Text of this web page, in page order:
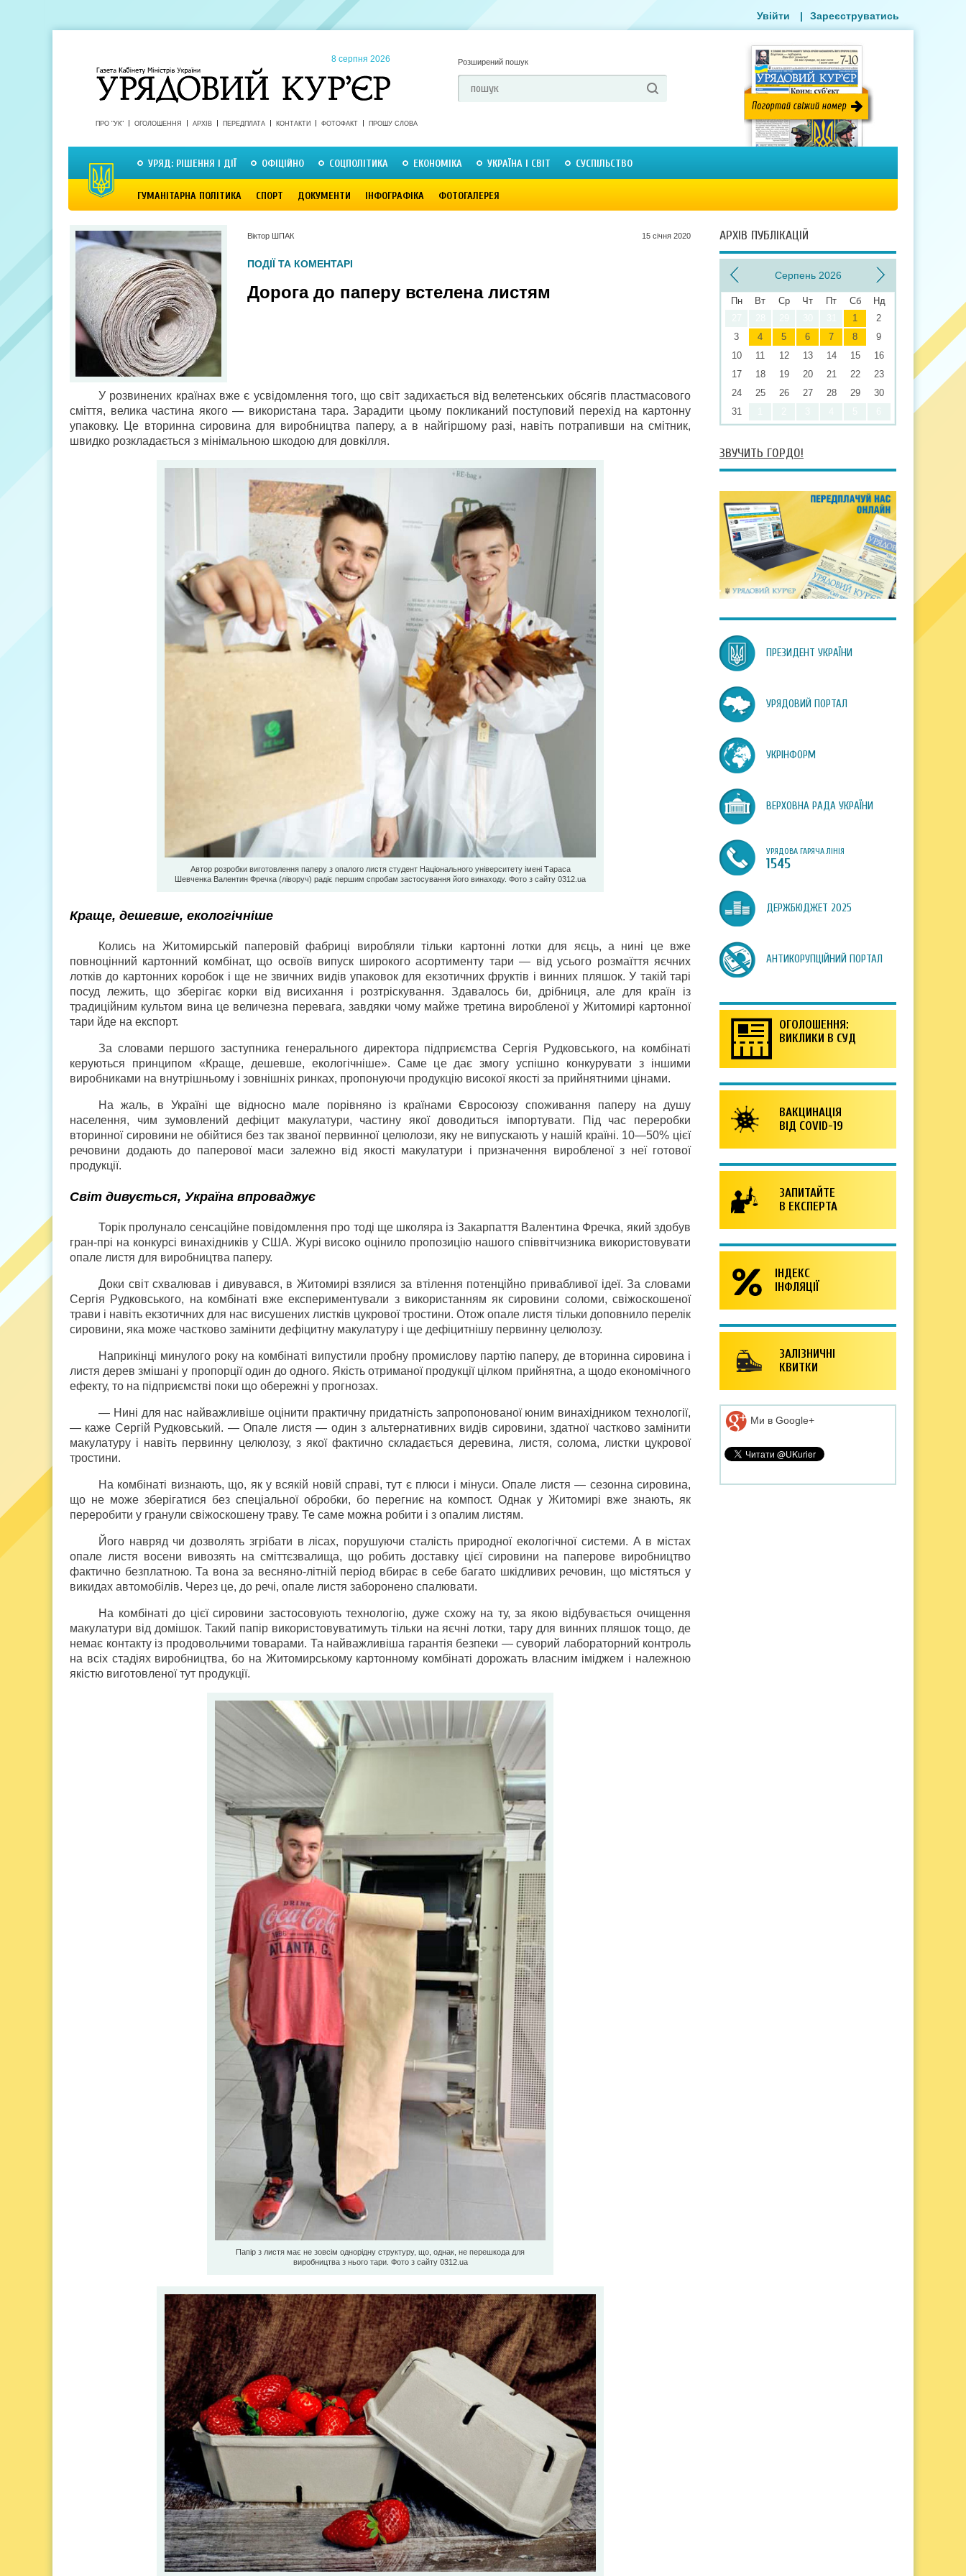
8 серпня 2026 Розширений пошук
ПРО "УК" ОГОЛОШЕННЯ АРХІВ ПЕРЕДПЛАТА КОНТАКТИ ФОТОФАКТ ПРОШУ СЛОВА
УРЯД: РІШЕННЯ І ДІЇ ОФІЦІЙНО СОЦПОЛІТИКА ЕКОНОМІКА УКРАЇНА І СВІТ СУСПІЛЬСТВО
ГУМАНІТАРНА ПОЛІТИКА СПОРТ ДОКУМЕНТИ ІНФОГРАФІКА ФОТОГАЛЕРЕЯ
Увійти | Зареєструватись
Віктор ШПАК 15 сiчня 2020
ПОДІЇ ТА КОМЕНТАРІ
Дорога до паперу встелена листям
У розвинених країнах вже є усвідомлення того, що світ задихається від велетенських обсягів пластмасового
сміття, велика частина якого — використана тара. Зарадити цьому покликаний поступовий перехід на картон­ну
упаковку. Це вторинна сировина для виробництва паперу, а в найгіршому разі, навіть потрапивши на смітник,
швидко розкладається з мінімальною шкодою для довкілля.
Автор розробки виготовлення паперу з опалого листя студент Національного університету імені Тараса
Шевченка Валентин Фречка (ліворуч) радіє першим спробам застосування його винаходу. Фото з сайту 0312.ua
Краще, дешевше, екологічніше
Колись на Житомирській паперовій фабриці виробляли тільки картонні лотки для яєць, а нині це вже
повноцінний картонний комбінат, що освоїв випуск широкого асортименту тари — від усього розмаїття яєчних
лотків до картонних коробок і ще не звичних видів упаковок для екзотичних фруктів і винних пляшок. У такій тарі
посуд лежить, що зберігає корки від висихання і розтріскування. Здавалось би, дрібниця, але для країн із
традиційним культом вина це величезна перевага, завдяки чому майже третина виробленої у Житомирі картонної
тари йде на експорт.
За словами першого заступника генерального директора підприємства Сергія Рудковського, на комбінаті
керуються принципом «Краще, дешевше, екологічніше». Саме це дає змогу успішно конкурувати з іншими
виробниками на внутрішньому і зовнішніх ринках, пропонуючи продукцію високої якості за прийнятними цінами.
На жаль, в Україні ще відносно мале порівняно із країнами Євросоюзу споживання паперу на душу
населення, чим зумовлений дефіцит макулатури, частину якої доводиться імпортувати. Під час переробки
вторинної сировини не обійтися без так званої первинної целюлози, яку не випускають у нашій країні. 10—50% цієї
речовини додають до паперової маси залежно від якості макулатури і призначення виробленої з неї готової
продукції.
Світ дивується, Україна впроваджує
Торік пролунало сенсаційне повідомлення про тоді ще школяра із Закарпаття Валентина Фречка, який здобув
гран-прі на конкурсі винахідників у США. Журі високо оцінило пропозицію нашого співвітчизника використовувати
опале листя для виробництва паперу.
Доки світ схвалював і дивувався, в Житомирі взялися за втілення потенційно привабливої ідеї. За словами
Сергія Рудковського, на комбінаті вже експериментували з використанням як сировини соломи, свіжоскошеної
трави і навіть екзотичних для нас висушених листків цукрової тростини. Отож опале листя тільки доповнило перелік
сировини, яка може частково замінити дефіцитну макулатуру і ще дефіцитнішу первинну целюлозу.
Наприкінці минулого року на комбінаті випустили пробну промислову партію паперу, де вторинна сировина і
листя дерев змішані у пропорції один до одного. Якість отриманої продукції цілком прийнятна, а щодо економічного
ефекту, то на підприємстві поки що обережні у прогнозах.
— Нині для нас найважливіше оцінити практичну придатність запропонованої юним винахідником технології,
— каже Сергій Рудковський. — Опале листя — один з альтернативних видів сировини, здатної частково замінити
макулатуру і навіть первинну целюлозу, з якої фактично складається деревина, листя, солома, листки цукрової
тростини.
На комбінаті визнають, що, як у всякій новій справі, тут є плюси і мінуси. Опале листя — сезонна сировина,
що не може зберігатися без спеціальної обробки, бо перегниє на компост. Однак у Житомирі вже знають, як
переробити у гранули свіжоскошену траву. Те саме можна робити і з опалим листям.
Його навряд чи дозволять згрібати в лісах, порушуючи сталість природної екологічної системи. А в містах
опале листя восени вивозять на сміттєзвалища, що робить доставку цієї сировини на паперове виробництво
фактично безплатною. Та вона за весняно-літній період вбирає в себе багато шкідливих речовин, що містяться у
викидах автомобілів. Через це, до речі, опале листя заборонено спалювати.
На комбінаті до цієї сировини застосовують технологію, дуже схожу на ту, за якою відбувається очищення
макулатури від домішок. Такий папір використовуватимуть тільки на яєчні лотки, тару для винних пляшок тощо, де
немає контакту із продовольчими товарами. Та найважливіша гарантія безпеки — суворий лабораторний контроль
на всіх стадіях виробництва, бо на Житомирському картонному комбінаті дорожать власним іміджем і належною
якістю виготовленої тут продукції.
Папір з листя має не зовсім однорідну структуру, що, однак, не перешкода для
виробництва з нього тари. Фото з сайту 0312.ua
АРХІВ ПУБЛІКАЦІЙ
Серпень 2026
Пн Вт Ср Чт Пт Сб
Нд
1
2
3
4 5 6 7 8
9
10
11 12 13 14 15
16
17
18 19 20 21 22
23
24
25 26 27 28 29
30
31
ЗВУЧИТЬ ГОРДО!
ПРЕЗИДЕНТ УКРАЇНИ
УРЯДОВИЙ ПОРТАЛ
УКРІНФОРМ
ВЕРХОВНА РАДА УКРАЇНИ
УРЯДОВА ГАРЯЧА ЛІНІЯ
1545
ДЕРЖБЮДЖЕТ 2025
АНТИКОРУПЦІЙНИЙ ПОРТАЛ
ОГОЛОШЕННЯ:
ВИКЛИКИ В СУД
ВАКЦИНАЦІЯ
ВІД COVID-19
ЗАПИТАЙТЕ
В ЕКСПЕРТА
ІНДЕКС
ІНФЛЯЦІЇ
ЗАЛІЗНИЧНІ
КВИТКИ
Ми в Google+